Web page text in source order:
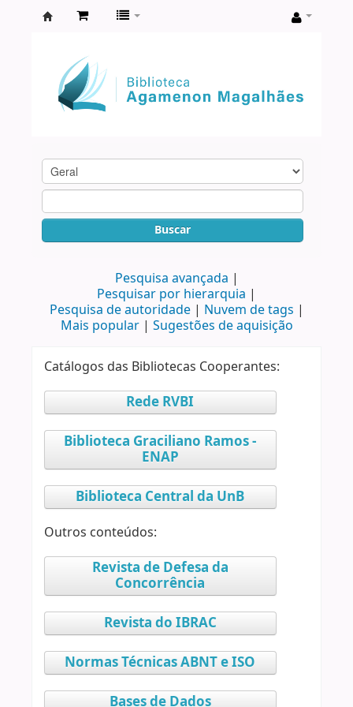
Agamenon
Magalhães
Buscar
Pesquisa avançada
Pesquisar por hierarquia
Pesquisa de autoridade
Nuvem de tags
Mais popular
Sugestões de aquisição
Catálogos das Bibliotecas Cooperantes:
Rede RVBI
Biblioteca Graciliano Ramos -
ENAP
Biblioteca Central da UnB
Outros conteúdos:
Revista de Defesa da
Concorrência
Revista do IBRAC
Normas Técnicas ABNT e ISO
Bases de Dados